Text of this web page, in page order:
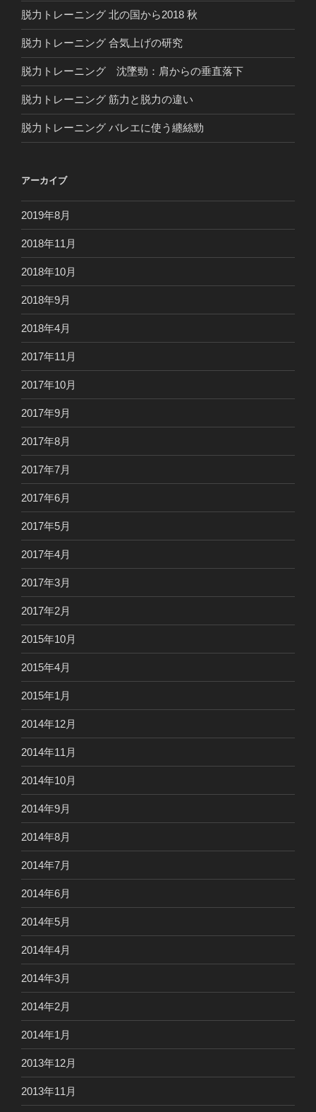
脱力トレーニング 北の国から2018 秋
脱力トレーニング 合気上げの研究
脱力トレーニング 沈墜勁：肩からの垂直落下
脱力トレーニング 筋力と脱力の違い
脱力トレーニング バレエに使う纏絲勁
アーカイブ
2019年8月
2018年11月
2018年10月
2018年9月
2018年4月
2017年11月
2017年10月
2017年9月
2017年8月
2017年7月
2017年6月
2017年5月
2017年4月
2017年3月
2017年2月
2015年10月
2015年4月
2015年1月
2014年12月
2014年11月
2014年10月
2014年9月
2014年8月
2014年7月
2014年6月
2014年5月
2014年4月
2014年3月
2014年2月
2014年1月
2013年12月
2013年11月